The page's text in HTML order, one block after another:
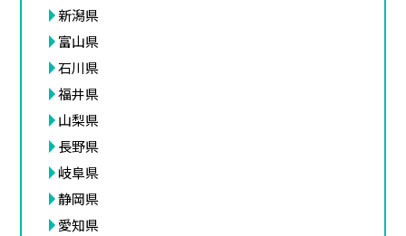
新潟県
富山県
石川県
福井県
山梨県
長野県
岐阜県
静岡県
愛知県